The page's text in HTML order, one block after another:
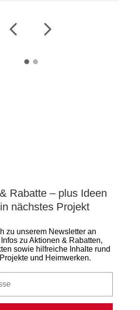
Rabatte – plus Ideen
nächstes Projekt
zu unserem Newsletter an
zu Aktionen & Rabatten,
sowie hilfreiche Inhalte rund
und Heimwerken.